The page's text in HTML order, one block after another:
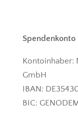
Spendenkonto
Kontoinhaber:
GmbH
IBAN:
BIC: